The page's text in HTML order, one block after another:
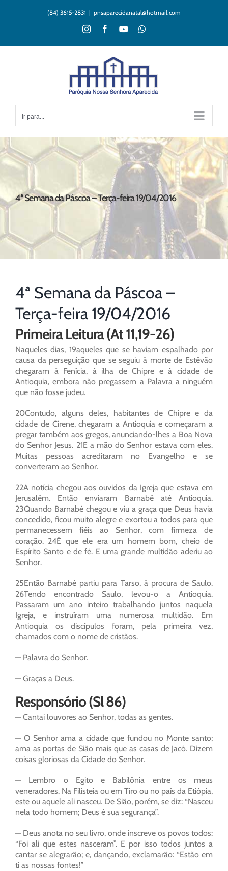
(84) 3615-2831 | pnsaparecidanatal@hotmail.com
InstagramFacebookYouTubeWhatsApp
Ir para...
4ª Semana da Páscoa – Terça-feira 19/04/2016
4ª Semana da Páscoa –
Terça-feira 19/04/2016
Primeira Leitura (At 11,19-26)
Naqueles dias, 19aqueles que se haviam espalhado por
causa da perseguição que se seguiu à morte de Estêvão
chegaram à Fenícia, à ilha de Chipre e à cidade de
Antioquia, embora não pregassem a Palavra a ninguém
que não fosse judeu.
20Contudo, alguns deles, habitantes de Chipre e da
cidade de Cirene, chegaram a Antioquia e começaram a
pregar também aos gregos, anunciando-lhes a Boa Nova
do Senhor Jesus. 21E a mão do Senhor estava com eles.
Muitas pessoas acreditaram no Evangelho e se
converteram ao Senhor.
22A notícia chegou aos ouvidos da Igreja que estava em
Jerusalém. Então enviaram Barnabé até Antioquia.
23Quando Barnabé chegou e viu a graça que Deus havia
concedido, ficou muito alegre e exortou a todos para que
permanecessem fiéis ao Senhor, com firmeza de
coração. 24É que ele era um homem bom, cheio de
Espírito Santo e de fé. E uma grande multidão aderiu ao
Senhor.
25Então Barnabé partiu para Tarso, à procura de Saulo.
26Tendo encontrado Saulo, levou-o a Antioquia.
Passaram um ano inteiro trabalhando juntos naquela
Igreja, e instruíram uma numerosa multidão. Em
Antioquia os discípulos foram, pela primeira vez,
chamados com o nome de cristãos.
— Palavra do Senhor.
— Graças a Deus.
Responsório (Sl 86)
— Cantai louvores ao Senhor, todas as gentes.
— O Senhor ama a cidade que fundou no Monte santo;
ama as portas de Sião mais que as casas de Jacó. Dizem
coisas gloriosas da Cidade do Senhor.
— Lembro o Egito e Babilônia entre os meus
veneradores. Na Filisteia ou em Tiro ou no país da Etiópia,
este ou aquele ali nasceu. De Sião, porém, se diz: “Nasceu
nela todo homem; Deus é sua segurança”.
— Deus anota no seu livro, onde inscreve os povos todos:
“Foi ali que estes nasceram”. E por isso todos juntos a
cantar se alegrarão; e, dançando, exclamarão: “Estão em
ti as nossas fontes!”